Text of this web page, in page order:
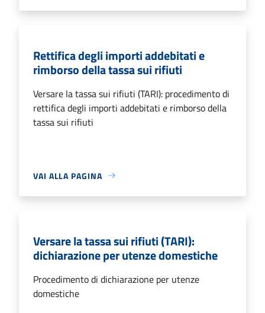
Rettifica degli importi addebitati e
rimborso della tassa sui rifiuti
Versare la tassa sui rifiuti (TARI): procedimento di
rettifica degli importi addebitati e rimborso della
tassa sui rifiuti
VAI ALLA PAGINA
Versare la tassa sui rifiuti (TARI):
dichiarazione per utenze domestiche
Procedimento di dichiarazione per utenze
domestiche